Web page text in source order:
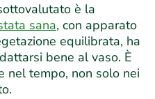
è la
sana, con apparato
equilibrata, ha
bene al vaso. È
nel tempo, non solo nei